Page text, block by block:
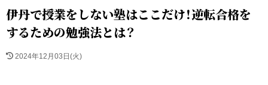
伊丹で授業をしない塾はここだけ！逆転合格を
するための勉強法とは？
2024年12月03日(火)